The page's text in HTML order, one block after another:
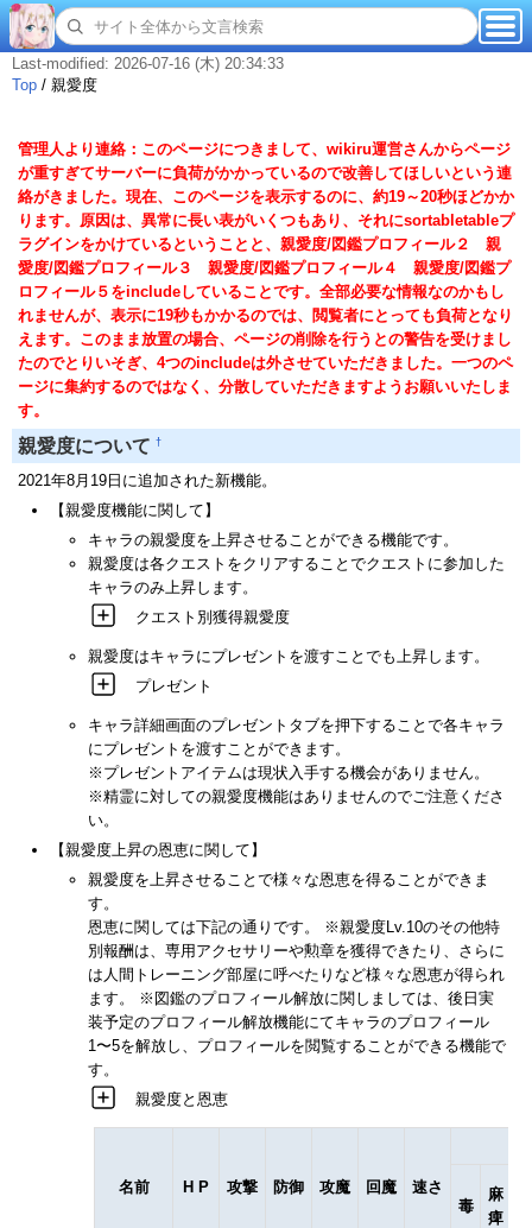
Last-modified: 2026-07-16 (木) 20:34:33
Top / 親愛度
管理人より連絡：このページにつきまして、wikiru運営さんからページ
が重すぎてサーバーに負荷がかかっているので改善してほしいという連
絡がきました。現在、このページを表示するのに、約19～20秒ほどかか
ります。原因は、異常に長い表がいくつもあり、それにsortabletableプ
ラグインをかけているということと、親愛度/図鑑プロフィール２ 親
愛度/図鑑プロフィール３ 親愛度/図鑑プロフィール４ 親愛度/図鑑プ
ロフィール５をincludeしていることです。全部必要な情報なのかもし
れませんが、表示に19秒もかかるのでは、閲覧者にとっても負荷となり
えます。このまま放置の場合、ページの削除を行うとの警告を受けまし
たのでとりいそぎ、4つのincludeは外させていただきました。一つのペ
ージに集約するのではなく、分散していただきますようお願いいたしま
す。
親愛度について †
2021年8月19日に追加された新機能。
【親愛度機能に関して】
キャラの親愛度を上昇させることができる機能です。
親愛度は各クエストをクリアすることでクエストに参加した
キャラのみ上昇します。
クエスト別獲得親愛度
親愛度はキャラにプレゼントを渡すことでも上昇します。
プレゼント
キャラ詳細画面のプレゼントタブを押下することで各キャラ
にプレゼントを渡すことができます。
※プレゼントアイテムは現状入手する機会がありません。
※精霊に対しての親愛度機能はありませんのでご注意くださ
い。
【親愛度上昇の恩恵に関して】
親愛度を上昇させることで様々な恩恵を得ることができま
す。
恩恵に関しては下記の通りです。 ※親愛度Lv.10のその他特
別報酬は、専用アクセサリーや勲章を獲得できたり、さらに
は人間トレーニング部屋に呼べたりなど様々な恩恵が得られ
ます。 ※図鑑のプロフィール解放に関しましては、後日実
装予定のプロフィール解放機能にてキャラのプロフィール
1〜5を解放し、プロフィールを閲覧することができる機能で
す。
親愛度と恩恵
名前 H P 攻撃 防御 攻魔 回魔 速さ
毒
麻
痺